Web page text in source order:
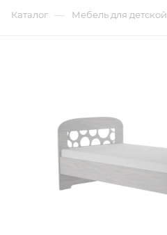
Каталог — Мебель для детской